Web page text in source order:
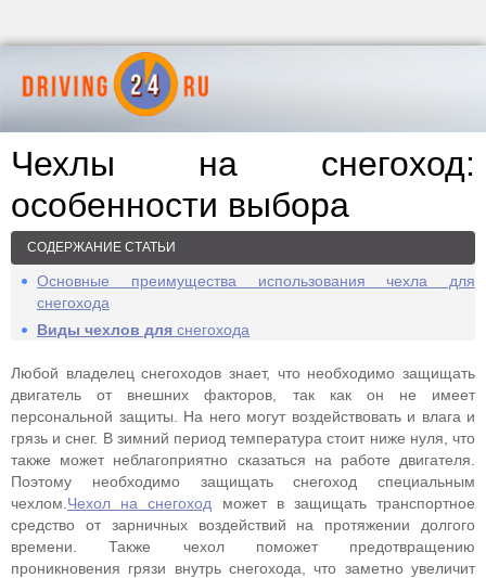
Чехлы на снегоход:
особенности выбора
СОДЕРЖАНИЕ СТАТЬИ
Основные преимущества использования чехла для
снегохода
Виды чехлов для снегохода
Любой владелец снегоходов знает, что необходимо защищать
двигатель от внешних факторов, так как он не имеет
персональной защиты. На него могут воздействовать и влага и
грязь и снег. В зимний период температура стоит ниже нуля, что
также может неблагоприятно сказаться на работе двигателя.
Поэтому необходимо защищать снегоход специальным
чехлом. Чехол на снегоход может в защищать транспортное
средство от зарничных воздействий на протяжении долгого
времени. Также чехол поможет предотвращению
проникновения грязи внутрь снегохода, что заметно увеличит